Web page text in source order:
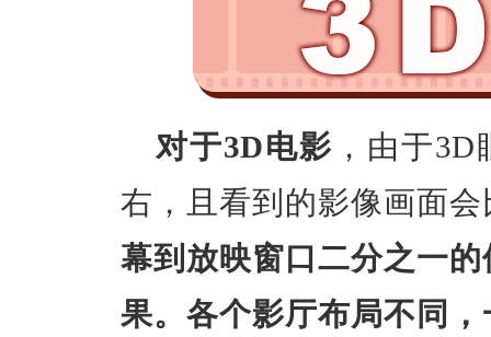
对于3D电影 ，由于
右，且看到的影像画面
幕到放映窗口二分之一
果。各个影厅布局不同